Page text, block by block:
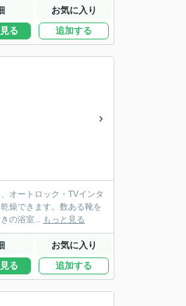
お気に入り
る 追加する
オートロック・TVインタ
燥できます。数ある靴を
の浴室... もっと見る
お気に入り
る 追加する